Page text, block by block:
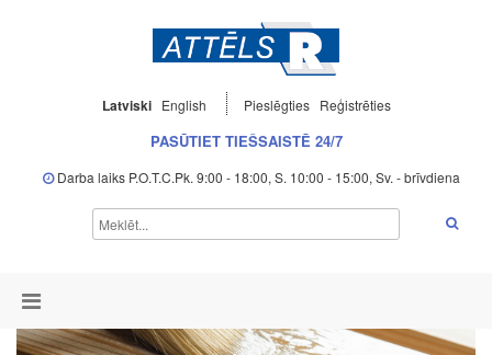
Latviski English Pieslēgties Reģistrēties
PASŪTIET TIEŠSAISTĒ 24/7
Darba laiks P.O.T.C.Pk. 9:00 - 18:00, S. 10:00 - 15:00, Sv. - brīvdiena